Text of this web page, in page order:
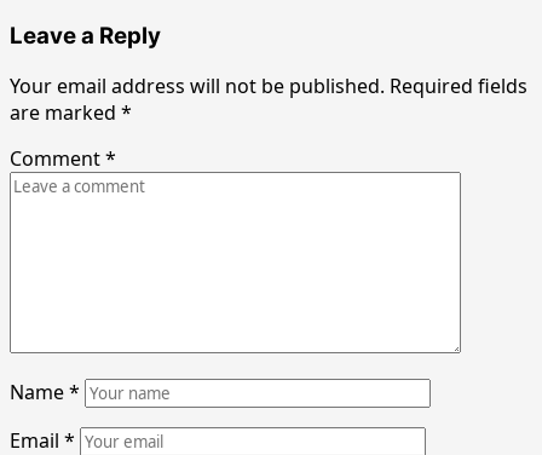
Leave a Reply
Your email address will not be published. Required fields
are marked *
Comment*
Name*
Email *